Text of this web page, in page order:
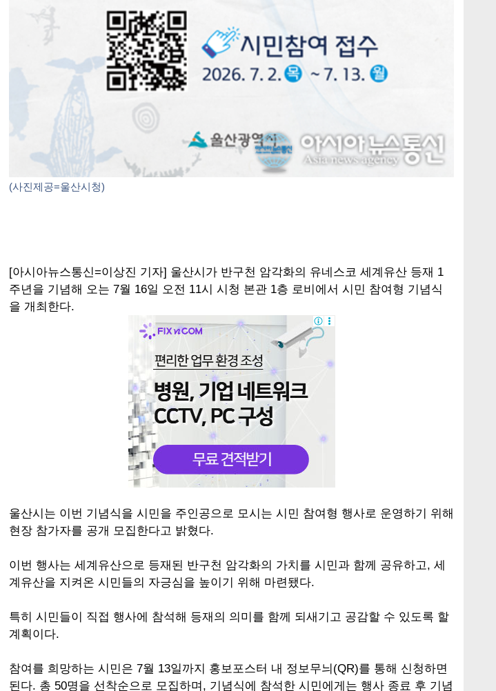
(사진제공=울산시청)
[아시아뉴스통신=이상진 기자] 울산시가 반구천 암각화의 유네스코 세계유산 등재 1
주년을 기념해 오는 7월 16일 오전 11시 시청 본관 1층 로비에서 시민 참여형 기념식
을 개최한다.
울산시는 이번 기념식을 시민을 주인공으로 모시는 시민 참여형 행사로 운영하기 위해
현장 참가자를 공개 모집한다고 밝혔다.
이번 행사는 세계유산으로 등재된 반구천 암각화의 가치를 시민과 함께 공유하고, 세
계유산을 지켜온 시민들의 자긍심을 높이기 위해 마련됐다.
특히 시민들이 직접 행사에 참석해 등재의 의미를 함께 되새기고 공감할 수 있도록 할
계획이다.
참여를 희망하는 시민은 7월 13일까지 홍보포스터 내 정보무늬(QR)를 통해 신청하면
된다. 총 50명을 선착순으로 모집하며, 기념식에 참석한 시민에게는 행사 종료 후 기념